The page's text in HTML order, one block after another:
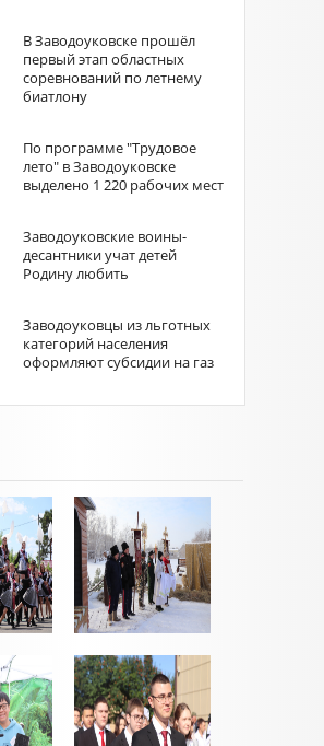
В Заводоуковске прошёл
первый этап областных
соревнований по летнему
биатлону
По программе "Трудовое
лето" в Заводоуковске
выделено 1 220 рабочих мест
Заводоуковские воины-
десантники учат детей
Родину любить
Заводоуковцы из льготных
категорий населения
оформляют субсидии на газ